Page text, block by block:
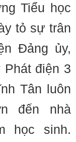
Tiểu học
tỏ sự trân
Đảng ủy,
Phát điện 3
Tân luôn
đến nhà
học sinh.